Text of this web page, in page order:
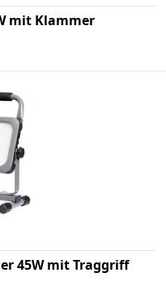
mit Klammer
45W mit Traggriff